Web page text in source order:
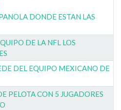
DONDE ESTAN LAS
DE LA NFL LOS
DEL EQUIPO MEXICANO DE
PELOTA CON 5 JUGADORES